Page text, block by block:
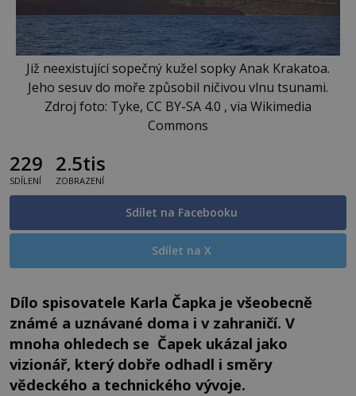
Již neexistující sopečný kužel sopky Anak Krakatoa.
Jeho sesuv do moře způsobil ničivou vlnu tsunami.
Zdroj foto: Tyke, CC BY-SA 4.0 , via Wikimedia
Commons
229
SDÍLENÍ
2.5tis
ZOBRAZENÍ
Sdílet na Facebooku
Sdílet na X
Dílo spisovatele Karla Čapka je všeobecně
známé a uznávané doma i v zahraničí. V
mnoha ohledech se Čapek ukázal jako
vizionář, který dobře odhadl i směry
vědeckého a technického vývoje.